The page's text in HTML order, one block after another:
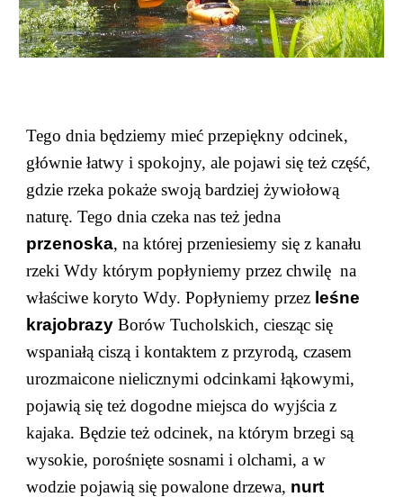
Tego dnia będziemy mieć przepiękny odcinek,
głównie łatwy i spokojny, ale pojawi się też część,
gdzie rzeka pokaże swoją bardziej żywiołową
naturę. Tego dnia czeka nas też jedna
przenoska, na której przeniesiemy się z kanału
rzeki Wdy którym popłyniemy przez chwilę na
właściwe koryto Wdy. Popłyniemy przez leśne
krajobrazy Borów Tucholskich, ciesząc się
wspaniałą ciszą i kontaktem z przyrodą, czasem
urozmaicone nielicznymi odcinkami łąkowymi,
pojawią się też dogodne miejsca do wyjścia z
kajaka. Będzie też odcinek, na którym brzegi są
wysokie, porośnięte sosnami i olchami, a w
wodzie pojawią się powalone drzewa, nurt